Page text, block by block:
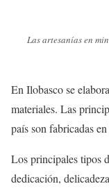
Las artesanías en
En Ilobasco se
materiales. Las
país son fabricadas
Los principales tipos
dedicación,